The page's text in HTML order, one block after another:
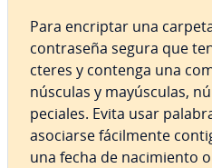
Para encriptar una
co­n­tra­se­ña segura que
c­te­res y contenga una
nú­s­cu­las y ma­yú­s­cu­las,
pe­cia­les. Evita usar
asociarse fá­ci­l­me­n­te
una fecha de na­ci­mie­n­to